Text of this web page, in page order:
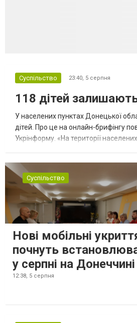
Суспільство 23:40, 5 серпня
118 дітей
У населених пунктах Донецької
дітей. Про це на онлайн-брифінгу
Укрінформу. «На території
Суспільство
Нові мобільні
почнуть
у серпні на Донеччині
12:38, 5 серпня